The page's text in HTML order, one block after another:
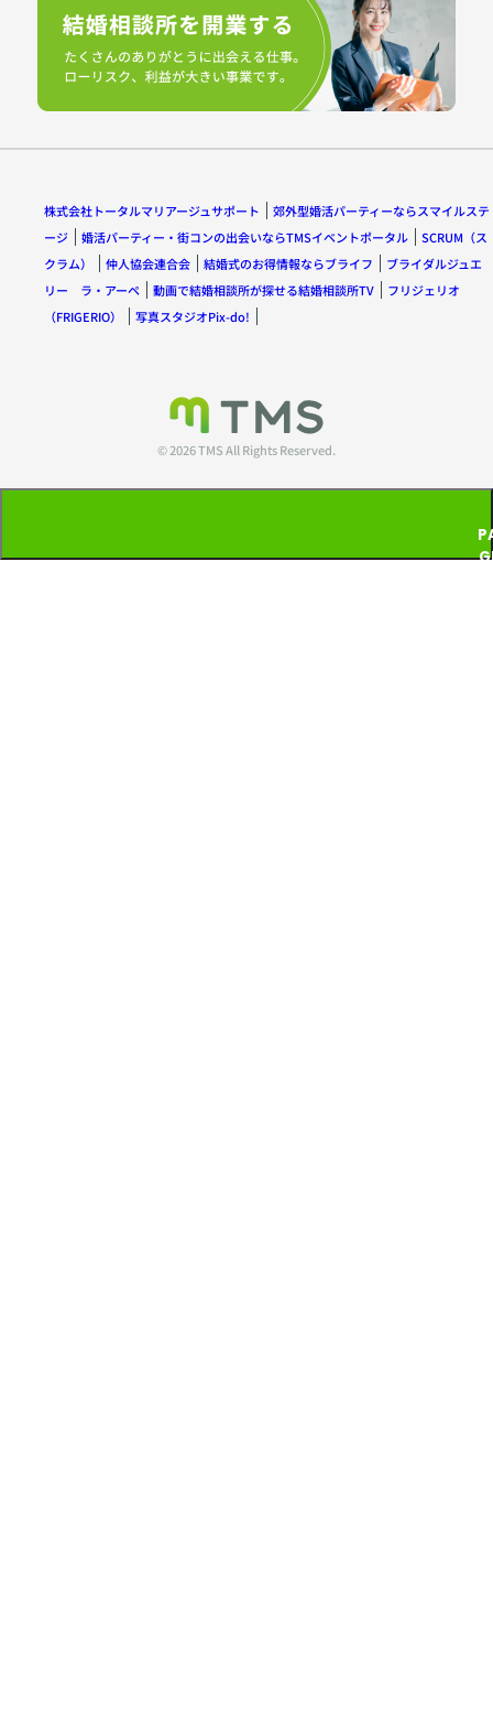
株式会社トータルマリアージュサポート
郊外型婚活パーティーならスマイルステ
ージ
婚活パーティー・街コンの出会いならTMSイベントポータル
SCRUM（ス
クラム）
仲人協会連合会 結婚式のお得情報ならブライフ
ブライダルジュエ
リー ラ・アーペ
動画で結婚相談所が探せる結婚相談所TV
フリジェリオ
（FRIGERIO）
写真スタジオPix-do!
© 2026 TMS All Rights Reserved.